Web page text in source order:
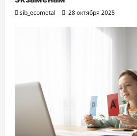
sib_ecometal 28 октября 2025